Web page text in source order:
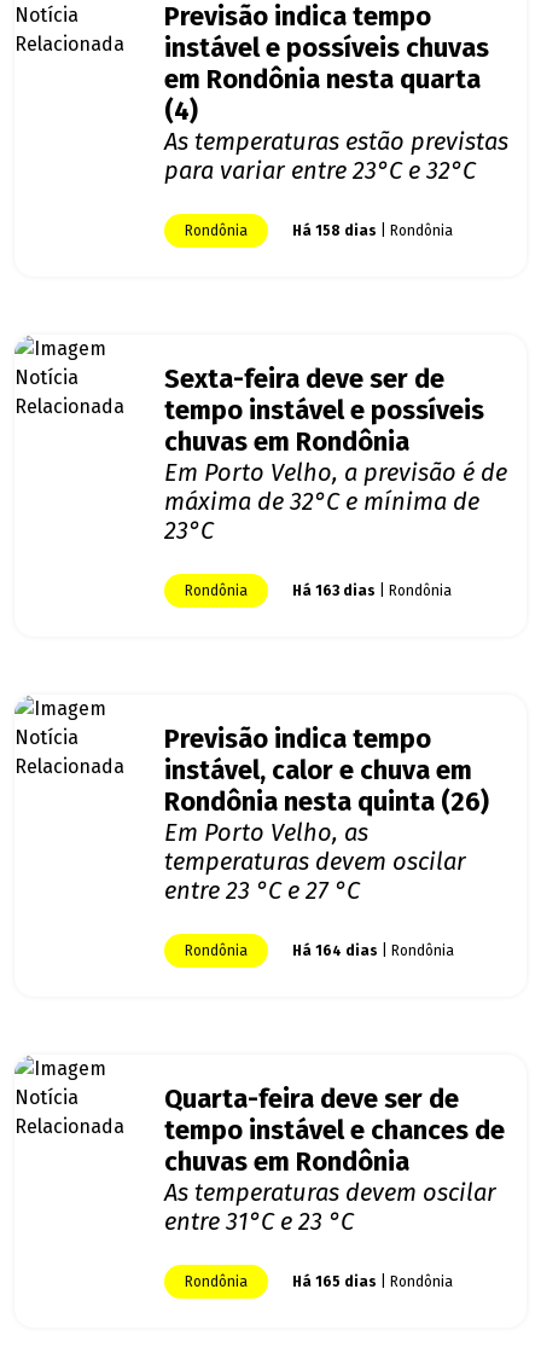
Previsão indica tempo
instável e possíveis chuvas
em Rondônia nesta quarta
(4)
As temperaturas estão previstas
para variar entre 23°C e 32°C
Rondônia Há 158 dias | Rondônia
Sexta-feira deve ser de
tempo instável e possíveis
chuvas em Rondônia
Em Porto Velho, a previsão é de
máxima de 32°C e mínima de
23°C
Rondônia Há 163 dias | Rondônia
Previsão indica tempo
instável, calor e chuva em
Rondônia nesta quinta (26)
Em Porto Velho, as
temperaturas devem oscilar
entre 23 °C e 27 °C
Rondônia Há 164 dias | Rondônia
Quarta-feira deve ser de
tempo instável e chances de
chuvas em Rondônia
As temperaturas devem oscilar
entre 31°C e 23 °C
Rondônia Há 165 dias | Rondônia